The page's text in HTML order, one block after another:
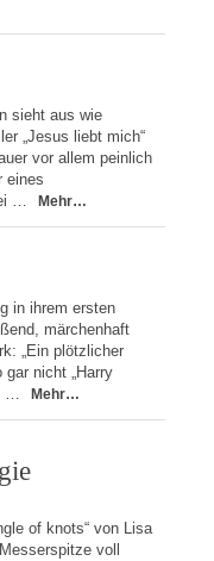
sieht aus wie
„Jesus liebt mich“
vor allem peinlich
eines
…
Mehr…
in ihrem ersten
märchenhaft
„Ein plötzlicher
nicht „Harry
…
Mehr…
of knots“ von Lisa
voll